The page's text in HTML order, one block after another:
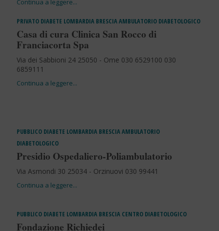
PRIVATO DIABETE LOMBARDIA BRESCIAAMBULATORIO DIABETOLOGICO
Casa di cura Clinica San Rocco di
Franciacorta Spa
Via dei Sabbioni 24 25050 - Ome 030 6529100 030
6859111
PUBBLICO DIABETE LOMBARDIA BRESCIAAMBULATORIO
DIABETOLOGICO
Presidio Ospedaliero-Poliambulatorio
Via Asmondi 30 25034 - Orzinuovi 030 99441
PUBBLICO DIABETE LOMBARDIA BRESCIA CENTRO DIABETOLOGICO
Fondazione Richiedei